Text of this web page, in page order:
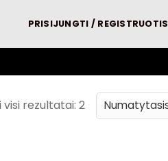
PRISIJUNGTI / REGISTRUOTIS
visi rezultatai: 2